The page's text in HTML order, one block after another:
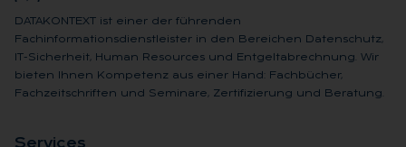
DATAKONTEXT ist einer der führenden
Fachinformationsdienstleister in den Bereichen Datenschutz,
IT-Sicherheit, Human Resources und Entgeltabrechnung. Wir
bieten Ihnen Kompetenz aus einer Hand: Fachbücher,
Fachzeitschriften und Seminare, Zertifizierung und Beratung.
Ser­vices